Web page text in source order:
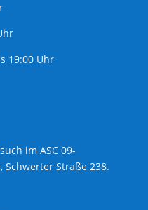
19:00 Uhr
im ASC 09-
Straße 238.